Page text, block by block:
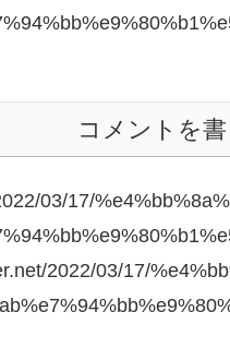
コメントを
03/17/
2022/03/17/